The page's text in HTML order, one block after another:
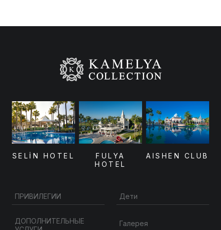
SELİN HOTEL
FULYA
HOTEL
AISHEN CLUB
ПРИВИЛЕГИИ
ДОПОЛНИТЕЛЬНЫЕ
Дети
Галерея